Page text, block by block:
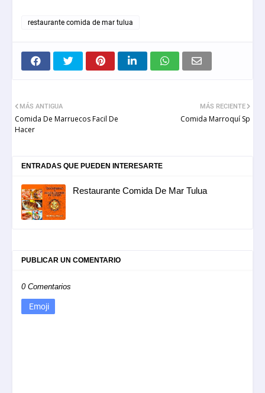
restaurante comida de mar tulua
MÁS RECIENTE
Comida Marroquí Sp
MÁS ANTIGUA
Comida De Marruecos Facil De
Hacer
ENTRADAS QUE PUEDEN INTERESARTE
Restaurante Comida De Mar Tulua
PUBLICAR UN COMENTARIO
0 Comentarios
Emoji